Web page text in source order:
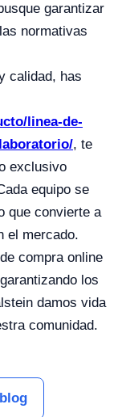
garantizar
normativas
calidad, has
linea-de-
, te
exclusivo
equipo se
que convierte a
el mercado.
compra online
los
damos vida
comunidad.